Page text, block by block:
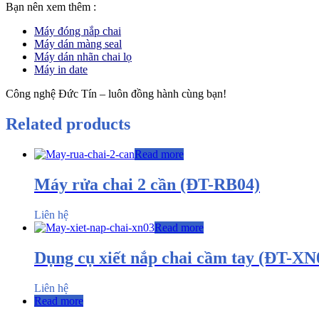
Bạn nên xem thêm :
Máy đóng nắp chai
Máy dán màng seal
Máy dán nhãn chai lọ
Máy in date
Công nghệ Đức Tín – luôn đồng hành cùng bạn!
Related products
Read more
Máy rửa chai 2 cần (ĐT-RB04)
Liên hệ
Read more
Dụng cụ xiết nắp chai cầm tay (ĐT-
Liên hệ
Read more